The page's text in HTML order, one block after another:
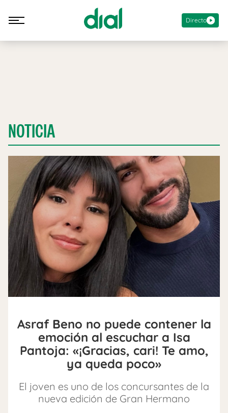
Directo
NOTICIA
Asraf Beno no puede contener la
emoción al escuchar a Isa
Pantoja: «¡Gracias, cari! Te amo,
ya queda poco»
El joven es uno de los concursantes de la
nueva edición de Gran Hermano